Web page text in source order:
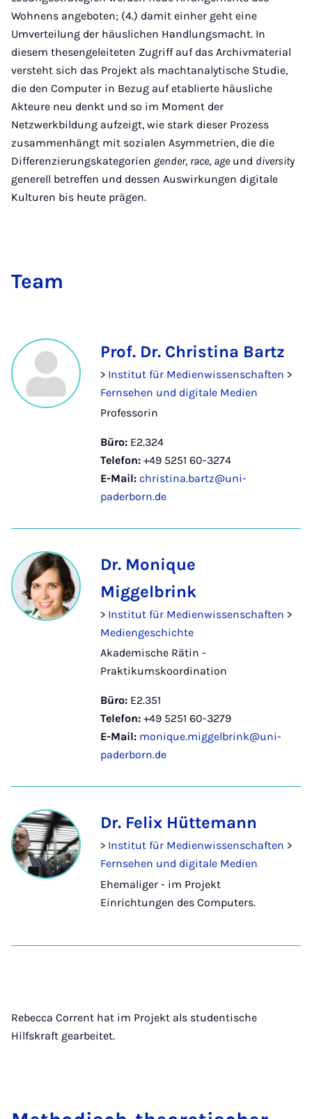
Wohnens angeboten; (4.) damit einher geht eine
Umverteilung der häuslichen Handlungsmacht. In
diesem thesengeleiteten Zugriff auf das Archivmaterial
versteht sich das Projekt als machtanalytische Studie,
die den Computer in Bezug auf etablierte häusliche
Akteure neu denkt und so im Moment der
Netzwerkbildung aufzeigt, wie stark dieser Prozess
zusammenhängt mit sozialen Asymmetrien, die die
Differenzierungskategorien gender, race, age und diversity
generell betreffen und dessen Auswirkungen digitale
Kulturen bis heute prägen.
Team
Prof. Dr. Christina Bartz
> Institut für Medienwissenschaften >
Fernsehen und digitale Medien
Professorin
Büro: E2.324
Telefon: +49 5251 60-3274
E-Mail: christina.bartz@uni-
paderborn.de
Dr. Monique
Miggelbrink
> Institut für Medienwissenschaften >
Mediengeschichte
Akademische Rätin -
Praktikumskoordination
Büro: E2.351
Telefon: +49 5251 60-3279
E-Mail: monique.miggelbrink@uni-
paderborn.de
Dr. Felix Hüttemann
> Institut für Medienwissenschaften >
Fernsehen und digitale Medien
Ehemaliger - im Projekt
Einrichtungen des Computers.
Rebecca Corrent hat im Projekt als studentische
Hilfskraft gearbeitet.